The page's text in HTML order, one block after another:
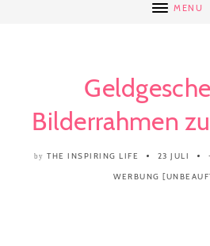
MENU
Bilderrahmen
by THE INSPIRING LIFE 23 JULI
WERBUNG